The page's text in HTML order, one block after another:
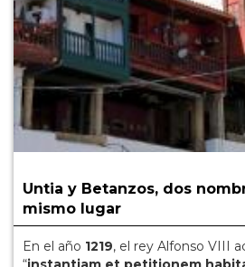
Untia y Betanzos, dos
mismo lugar
En el año 1219, el rey Alfonso VIII